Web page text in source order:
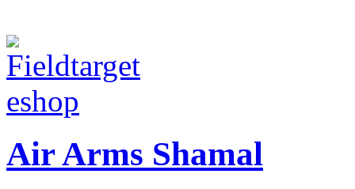
Air Arms Shamal